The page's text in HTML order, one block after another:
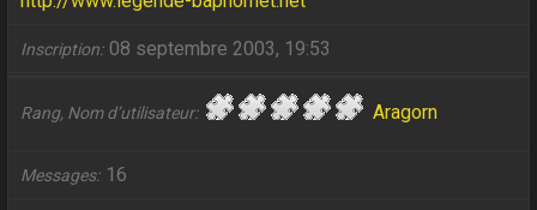
Inscription 08 septembre 2003, 19:53
Rang, Nom d’utilisateur Aragorn
Messages 16